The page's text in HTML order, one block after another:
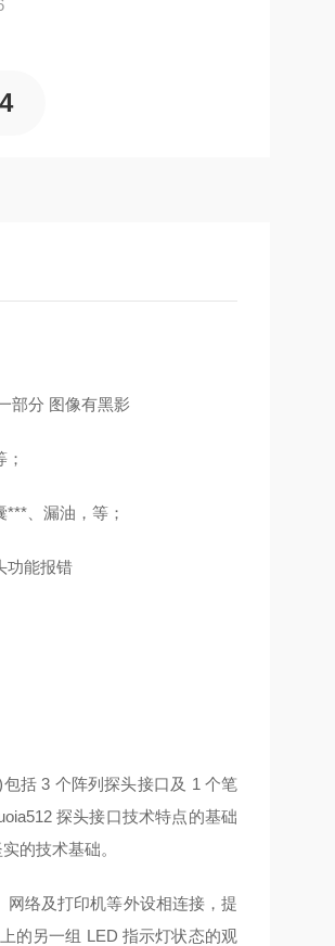
部分 图像有黑影
、漏油，等；
功能报错
括 3 个阵列探头接口及 1 个笔
探头接口技术特点的基础
的技术基础。
网络及打印机等外设相连接，提
的另一组 LED 指示灯状态的观